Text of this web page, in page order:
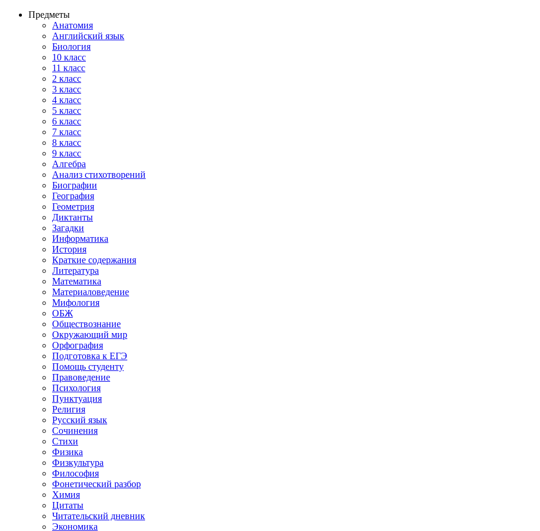
Предметы
Анатомия
Английский язык
Биология
10 класс
11 класс
2 класс
3 класс
4 класс
5 класс
6 класс
7 класс
8 класс
9 класс
Алгебра
Анализ стихотворений
Биографии
География
Геометрия
Диктанты
Загадки
Информатика
История
Краткие содержания
Литература
Математика
Материаловедение
Мифология
ОБЖ
Обществознание
Окружающий мир
Орфография
Подготовка к ЕГЭ
Помощь студенту
Правоведение
Психология
Пунктуация
Религия
Русский язык
Сочинения
Стихи
Физика
Физкультура
Философия
Фонетический разбор
Химия
Цитаты
Читательский дневник
Экономика